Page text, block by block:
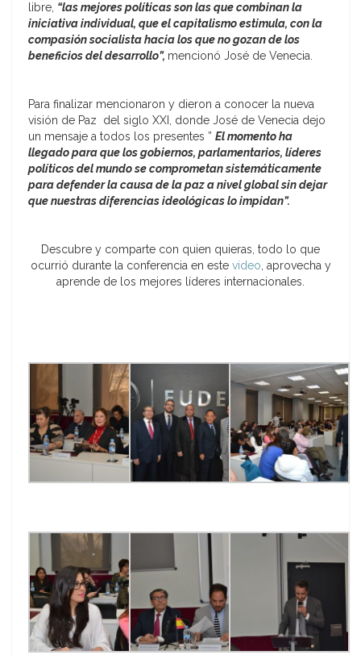
libre, “las mejores políticas son las que combinan la
iniciativa individual, que el capitalismo estimula, con la
compasión socialista hacia los que no gozan de los
beneficios del desarrollo”, mencionó José de Venecia.
Para finalizar mencionaron y dieron a conocer la nueva
visión de Paz del siglo XXI, donde José de Venecia dejo
un mensaje a todos los presentes ” El momento ha
llegado para que los gobiernos, parlamentarios, líderes
políticos del mundo se comprometan sistemáticamente
para defender la causa de la paz a nivel global sin dejar
que nuestras diferencias ideológicas lo impidan”.
Descubre y comparte con quien quieras, todo lo que
ocurrió durante la conferencia en este video, aprovecha y
aprende de los mejores líderes internacionales.